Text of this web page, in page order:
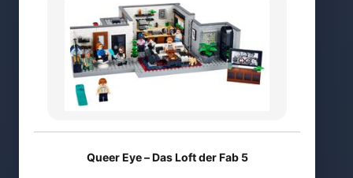
Queer Eye – Das Loft der Fab 5